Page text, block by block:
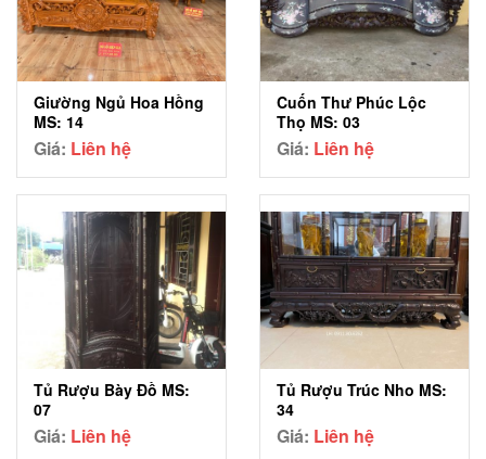
Giường Ngủ Hoa Hồng
MS: 14
Giá: Liên hệ
Cuốn Thư Phúc Lộc
Thọ MS: 03
Giá: Liên hệ
Tủ Rượu Bày Đồ MS:
07
Giá: Liên hệ
Tủ Rượu Trúc Nho MS:
34
Giá: Liên hệ